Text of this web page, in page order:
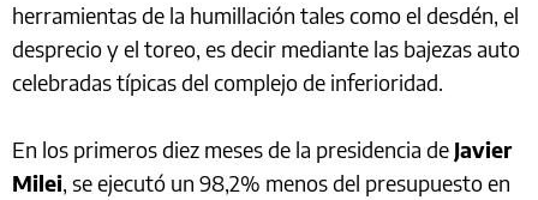
herramientas de la humillación tales como el desdén, el
desprecio y el toreo, es decir mediante las bajezas auto
celebradas típicas del complejo de inferioridad.
En los primeros diez meses de la presidencia de Javier
Milei, se ejecutó un 98,2% menos del presupuesto en